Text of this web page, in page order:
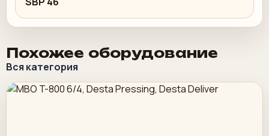
Похожее оборудование
Вся категория